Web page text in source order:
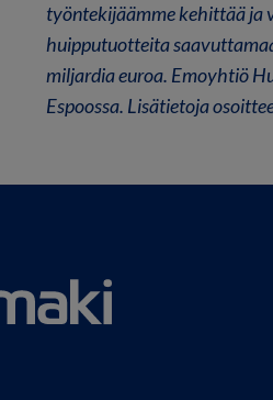
työntekijäämme kehittää ja
huipputuotteita
miljardia euroa. Emoyhtiö
Espoossa. Lisätietoja